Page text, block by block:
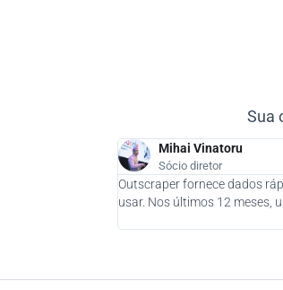
Sua
Mihai Vinatoru
Sócio diretor
Outscraper fornece dados
usar. Nos últimos 12 meses,